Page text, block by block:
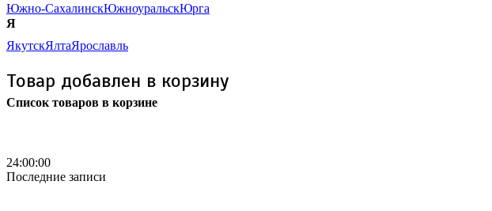
Южно-СахалинскЮжноуральскЮрга
Я
ЯкутскЯлтаЯрославль
Товар добавлен в корзину
Список товаров в корзине
24:00:00
Последние записи